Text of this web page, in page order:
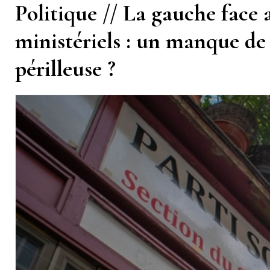
Politique // La gauche face
ministériels : un manque
périlleuse ?